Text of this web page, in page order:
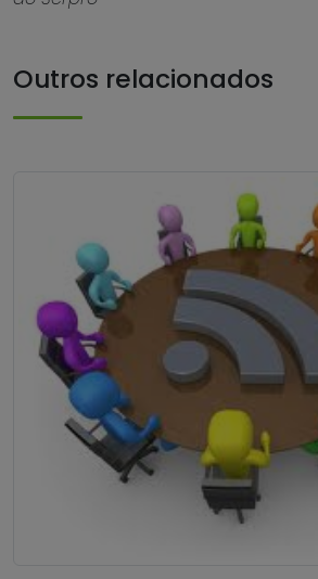
Outros relacionados